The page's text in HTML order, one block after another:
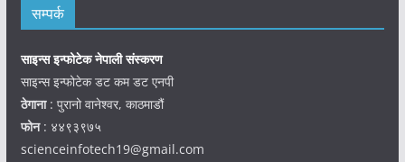
सम्पर्क
साइन्स इन्फोटेक नेपाली संस्करण
साइन्स इन्फोटेक डट कम डट एनपी
ठेगाना: पुरानो वानेश्वर, काठमाडौं
फोन: ४४९३९७५
scienceinfotech19@gmail.com